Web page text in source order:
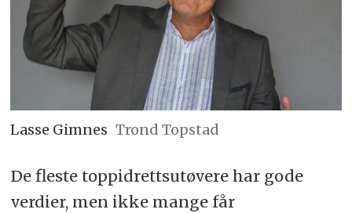
Lasse Gimnes Trond Topstad
De fleste toppidrettsutøvere har gode
verdier, men ikke mange får